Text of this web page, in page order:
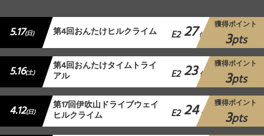
5.17(日) 第4回おんたけヒルクライム E2 27 位
獲得ポイント
3pts
5.16(土) 第4回おんたけタイムトライ
アル E2 23 位
獲得ポイント
3pts
4.12(日) 第17回伊吹山ドライブウェイ
ヒルクライム E2 24 位
獲得ポイント
3pts